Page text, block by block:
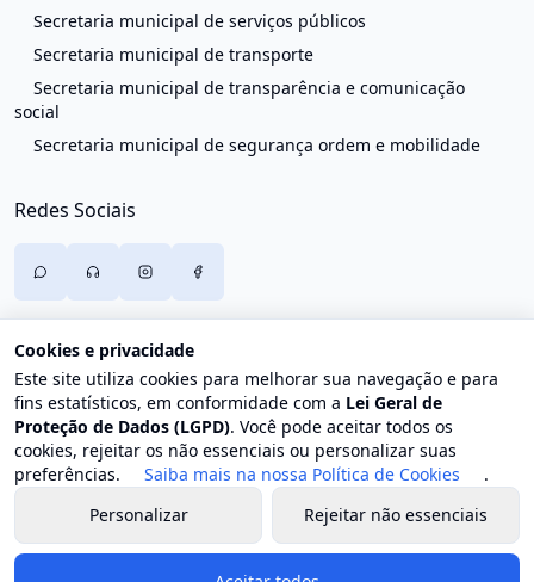
Secretaria municipal de serviços públicos
Secretaria municipal de transporte
Secretaria municipal de transparência e comunicação
social
Secretaria municipal de segurança ordem e mobilidade
Redes Sociais
© 2026 Prefeitura de Trajano de Moraes. Todos os direitos
reservados.
Cookies e privacidade
Este site utiliza cookies para melhorar sua navegação e para
fins estatísticos, em conformidade com a Lei Geral de
Proteção de Dados (LGPD). Você pode aceitar todos os
cookies, rejeitar os não essenciais ou personalizar suas
preferências.
Saiba mais na nossa Política de Cookies
.
Personalizar
Rejeitar não essenciais